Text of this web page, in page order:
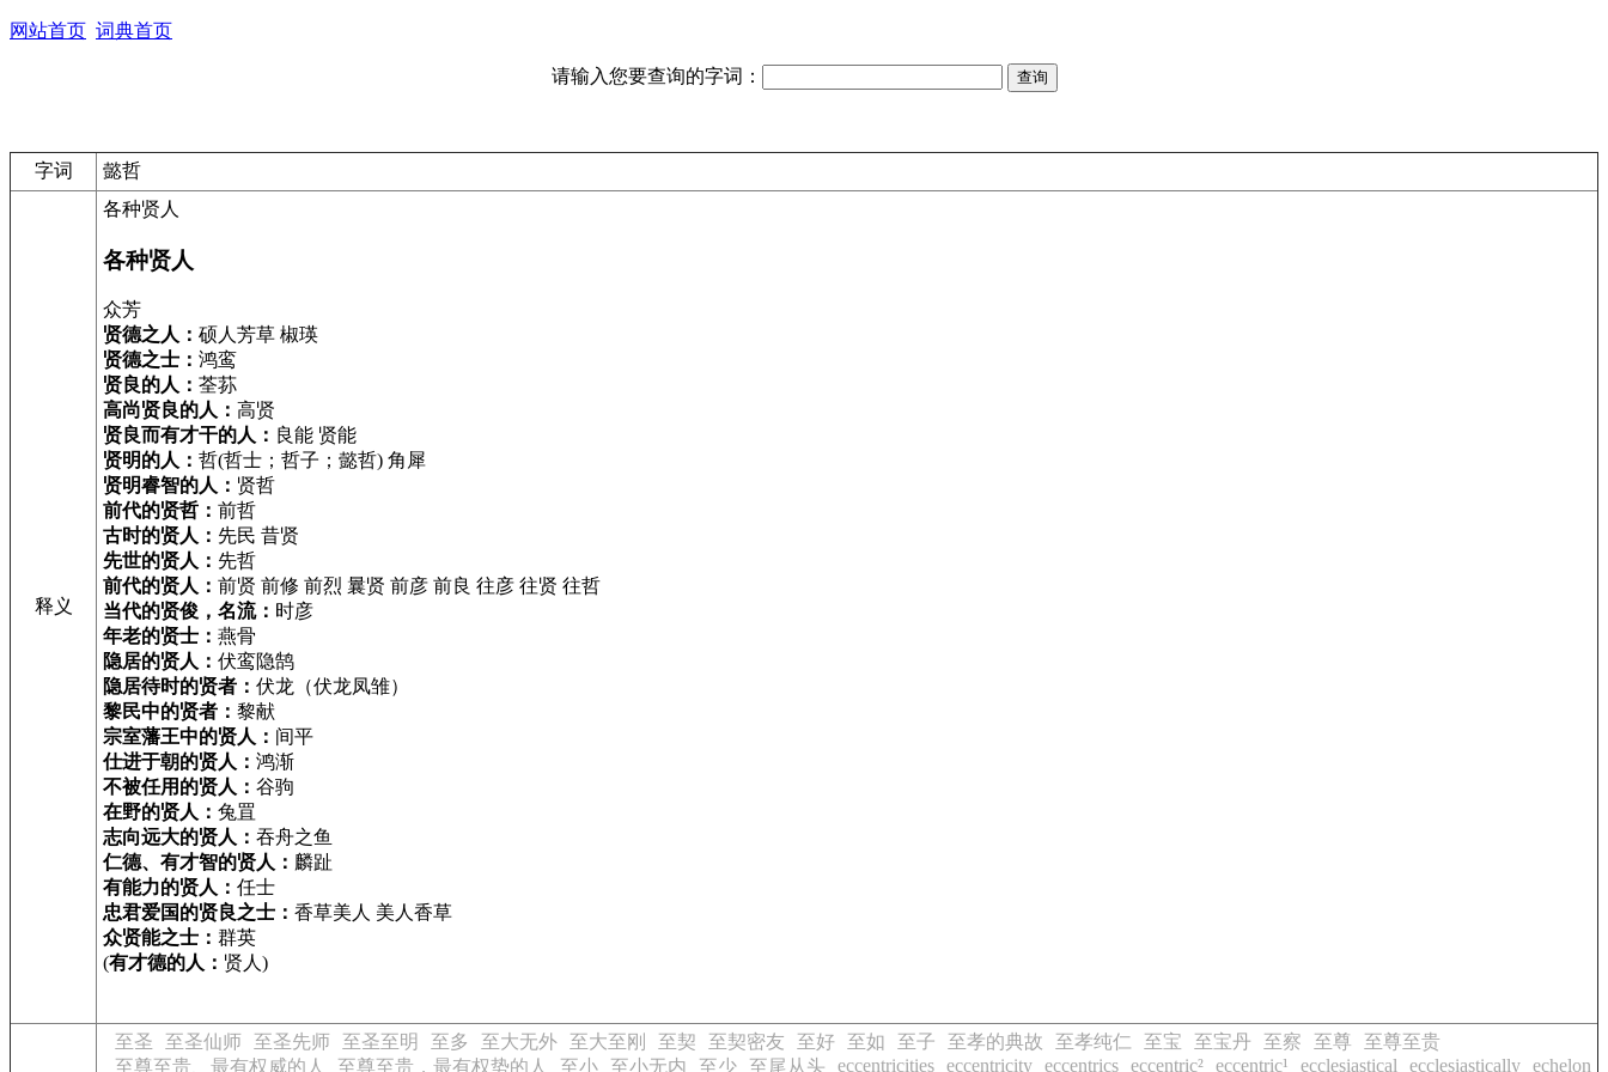
网站首页 词典首页
请输入您要查询的字词：
字词 懿哲
释义
各种贤人
各种贤人
众芳
贤德之人： 硕人芳草 椒瑛
贤德之士： 鸿鸾
贤良的人： 荃荪
高尚贤良的人： 高贤
贤良而有才干的人： 良能 贤能
贤明的人： 哲(哲士；哲子；懿哲) 角犀
贤明睿智的人： 贤哲
前代的贤哲： 前哲
古时的贤人： 先民 昔贤
先世的贤人： 先哲
前代的贤人： 前贤 前修 前烈 曩贤 前彦 前良 往彦 往贤 往哲
当代的贤俊，名流： 时彦
年老的贤士： 燕骨
隐居的贤人： 伏鸾隐鹄
隐居待时的贤者： 伏龙（伏龙凤雏）
黎民中的贤者： 黎献
宗室藩王中的贤人： 间平
仕进于朝的贤人： 鸿渐
不被任用的贤人： 谷驹
在野的贤人： 兔罝
志向远大的贤人： 吞舟之鱼
仁德、有才智的贤人： 麟趾
有能力的贤人： 任士
忠君爱国的贤良之士： 香草美人 美人香草
众贤能之士： 群英
(有才德的人： 贤人)
至圣 至圣仙师 至圣先师 至圣至明 至多 至大无外 至大至刚 至契 至契密友 至好 至如 至子 至孝的典故 至孝纯仁 至宝 至宝丹 至察 至尊
至尊至贵
至尊至贵、最有权威的人
至尊至贵，最有权势的人 至小 至小无内 至少 至尾从头 eccentricities eccentricity eccentrics eccentric² eccentric¹ ecclesiastical ecclesiastically echelon